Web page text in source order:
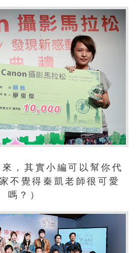
，其實小編可以幫你代
不覺得秦凱老師很可愛
嗎？）